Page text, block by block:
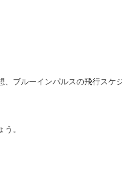
ブルーインパルスの飛行スケ
。